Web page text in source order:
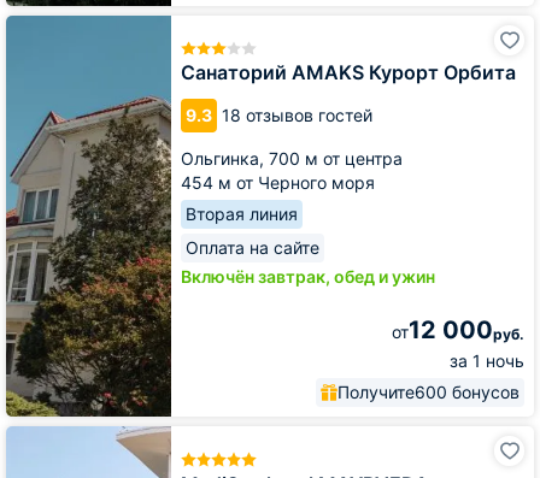
Санаторий AMAKS Курорт Орбита
9.3 18 отзывов гостей
Ольгинка, 700 м от центра
454 м от Черного моря
Вторая линия
Оплата на сайте
Включён завтрак, обед и ужин
от12 000руб.
за 1 ночь
Получите600 бонусов
Санаторий
MediSpa